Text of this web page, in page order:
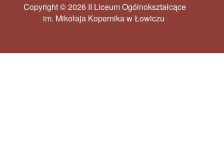
Copyright © 2026 II Liceum Ogólnokształcące
im. Mikołaja Kopernika w Łowiczu